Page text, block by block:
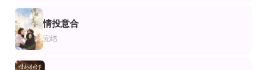
9
情投意合
完结